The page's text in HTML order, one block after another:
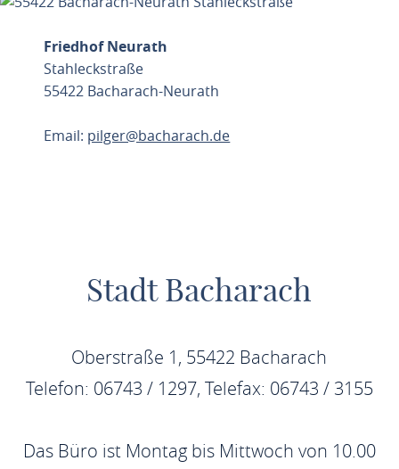
Friedhof Neurath
Stahleckstraße
55422 Bacharach-Neurath
Email: pilger@bacharach.de
Stadt Bacharach
Oberstraße 1, 55422 Bacharach
Telefon: 06743 / 1297, Telefax: 06743 / 3155
Das Büro ist Montag bis Mittwoch von 10.00